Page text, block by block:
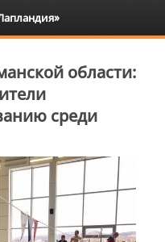
области:
среди